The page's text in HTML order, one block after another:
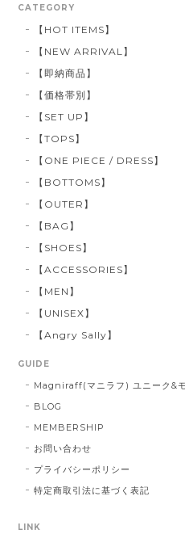
CATEGORY
【HOT ITEMS】
【NEW ARRIVAL】
【即納商品】
【価格帯別】
【SET UP】
【TOPS】
【ONE PIECE / DRESS】
【BOTTOMS】
【OUTER】
【BAG】
【SHOES】
【ACCESSORIES】
【MEN】
【UNISEX】
【Angry Sally】
GUIDE
Magniraff(マニラフ) ユニーク&
BLOG
MEMBERSHIP
お問い合わせ
プライバシーポリシー
特定商取引法に基づく表記
LINK